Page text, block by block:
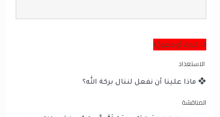
3- مُباركٌ أو ملعونٌ؟
الاستعداد
❖ ماذا علينا أن نفعل لننال بركة الله؟
المناقشة